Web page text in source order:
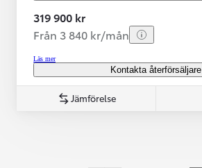
319 900 kr
Från 3 840 kr/mån
Läs mer
Kontakta återförsäljare
Jämförelse